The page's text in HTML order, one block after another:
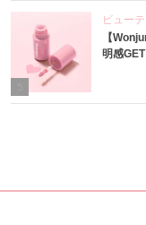
ビュー
【
明感